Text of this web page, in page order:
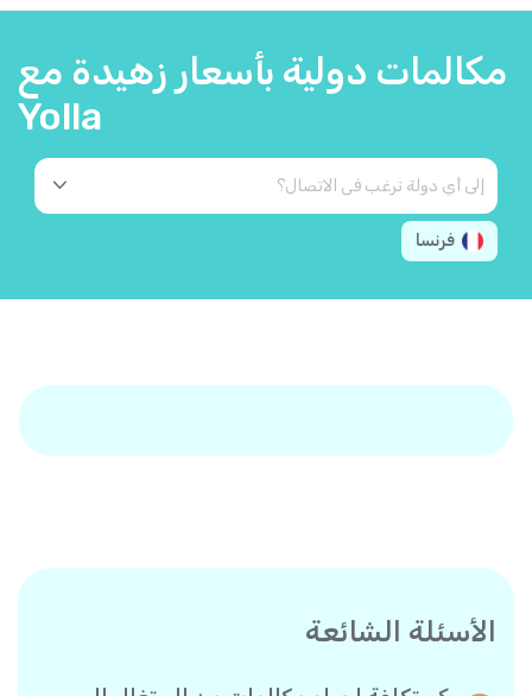
مكالمات دولية بأسعار زهيدة مع
Yolla
فرنسا
الأسئلة الشائعة